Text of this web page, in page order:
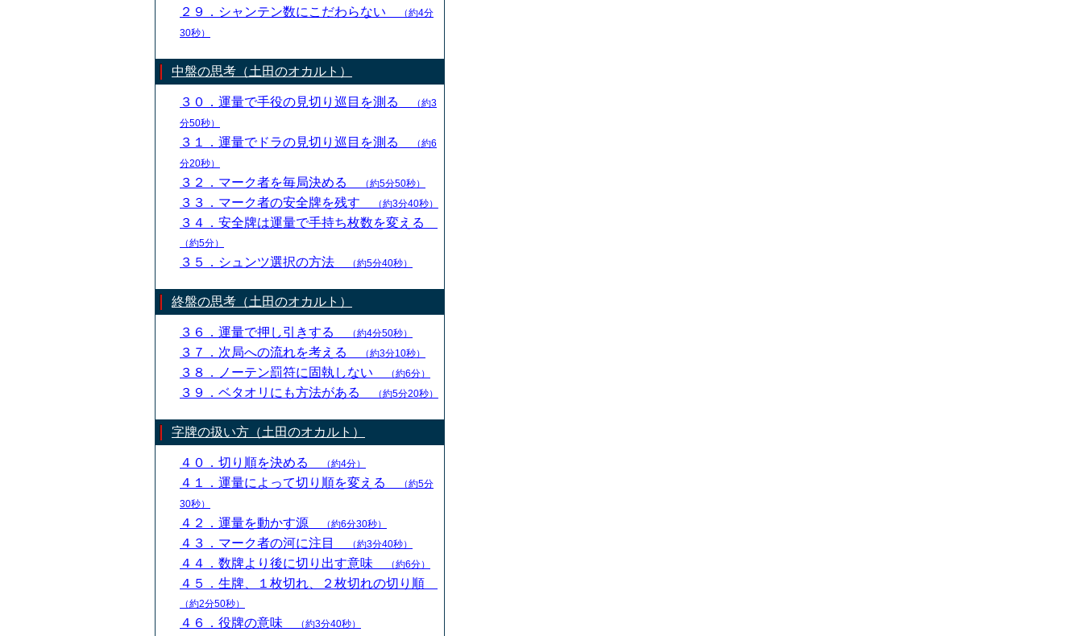
２９．シャンテン数にこだわらない
（約4分
30秒）
中盤の思考（土田のオカルト）
３０．運量で手役の見切り巡目を測る
（約3
分50秒）
３１．運量でドラの見切り巡目を測る
（約6
分20秒）
３２．マーク者を毎局決める （約5分50秒）
３３．マーク者の安全牌を残す （約3分40秒）
３４．安全牌は運量で手持ち枚数を変える
（約5分）
３５．シュンツ選択の方法 （約5分40秒）
終盤の思考（土田のオカルト）
３６．運量で押し引きする （約4分50秒）
３７．次局への流れを考える （約3分10秒）
３８．ノーテン罰符に固執しない （約6分）
３９．ベタオリにも方法がある （約5分20秒）
字牌の扱い方（土田のオカルト）
４０．切り順を決める （約4分）
４１．運量によって切り順を変える
（約5分
30秒）
４２．運量を動かす源 （約6分30秒）
４３．マーク者の河に注目 （約3分40秒）
４４．数牌より後に切り出す意味 （約6分）
４５．生牌、１枚切れ、２枚切れの切り順
（約2分50秒）
４６．役牌の意味 （約3分40秒）